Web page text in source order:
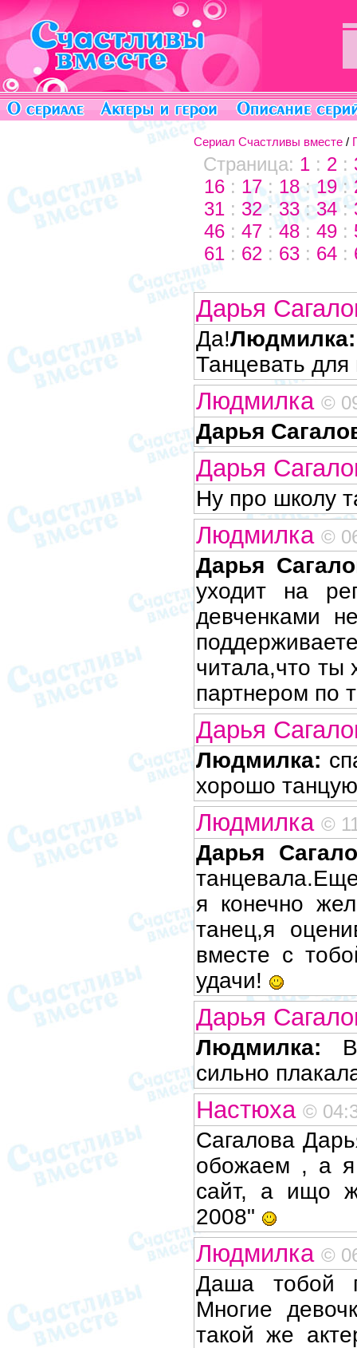
Сериал Счастливы вместе /
Страница: 1 : 2 :
16 : 17: 18 :19:
31 : 32:33:34:
46 : 47 :48 : 49 :
61 : 62 : 63 : 64 :
Дарья
Да!Людмилка:
Танцевать
Людмилка ©
Дарья
Дарья
Ну про школу
Людмилка ©
Дарья
уходит на
девченками
читала,что ты
партнером по
Дарья
Людмилка:
хорошо
Людмилка ©
Дарья
я конечно
танец,я
вместе с
удачи!
Дарья
Людмилка:
сильно
Настюха ©
Сагалова
обожаем , а я
сайт, а ищо
2008"
Людмилка ©
Даша тобой
Многие
такой же